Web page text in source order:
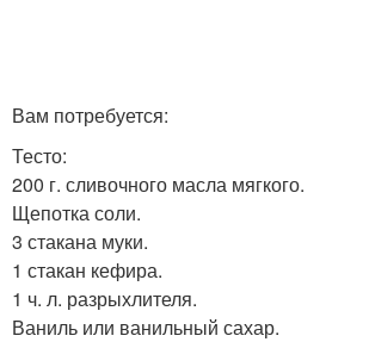
Вам потребуется:
Тесто:
200 г. сливочного масла мягкого.
Щепотка соли.
3 стакана муки.
1 стакан кефира.
1 ч. л. разрыхлителя.
Ваниль или ванильный сахар.